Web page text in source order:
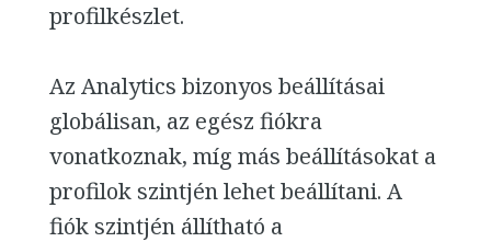
profilkészlet.
Az Analytics bizonyos beállításai
globálisan, az egész fiókra
vonatkoznak, míg más beállításokat a
profilok szintjén lehet beállítani. A
fiók szintjén állítható a